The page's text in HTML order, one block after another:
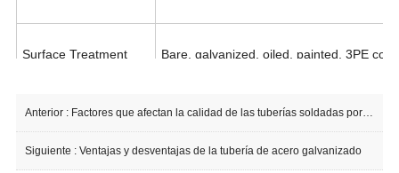
Surface Treatment Bare, galvanized, oiled, painted, 3PE
Anterior : Factores que afectan la calidad de las tuberías soldadas por alta frecuencia
Siguiente : Ventajas y desventajas de la tubería de acero galvanizado